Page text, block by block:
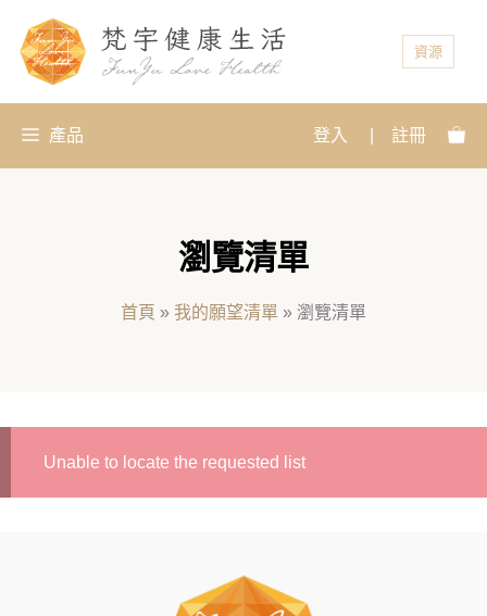
資源
產品 登入 註冊
瀏覽清單
首頁 » 我的願望清單 » 瀏覽清單
Unable to locate the requested list